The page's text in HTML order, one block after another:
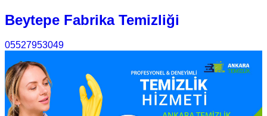
Beytepe Fabrika Temizliği
05527953049